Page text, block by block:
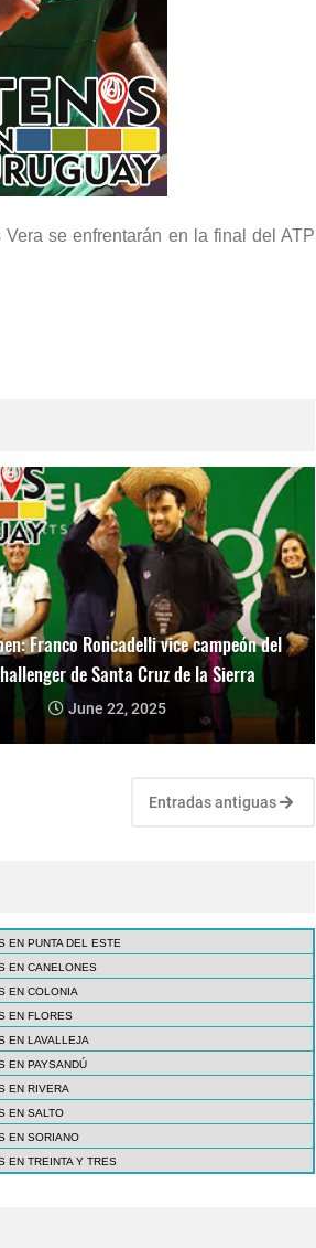
se enfrentarán en la final del ATP
Franco Roncadelli vice campeón del
de Santa Cruz de la Sierra
June 22, 2025
Entradas antiguas
EN PUNTA DEL ESTE
EN CANELONES
EN COLONIA
EN FLORES
EN LAVALLEJA
EN PAYSANDÚ
EN RIVERA
EN SALTO
EN SORIANO
EN TREINTA Y TRES